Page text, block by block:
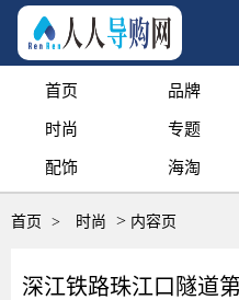
首页 品牌
时尚 专题
配饰 海淘
首页 > 时尚 > 内容页
深江铁路珠江口隧道